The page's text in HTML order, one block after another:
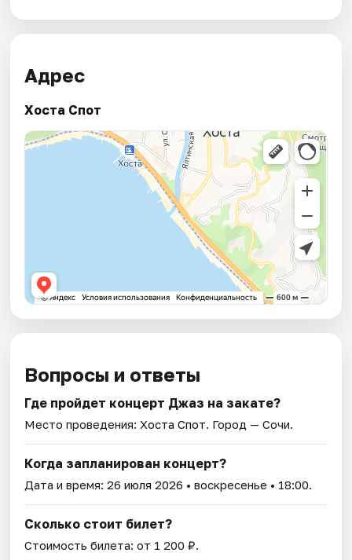
Адрес
Хоста Спот
Вопросы и ответы
Где пройдет концерт Джаз на закате?
Место проведения:Хоста Спот. Город — Сочи.
Когда запланирован концерт?
Дата и время:26 июля 2026 • воскресенье • 18:00.
Сколько стоит билет?
Стоимость билета: от 1 200 ₽.